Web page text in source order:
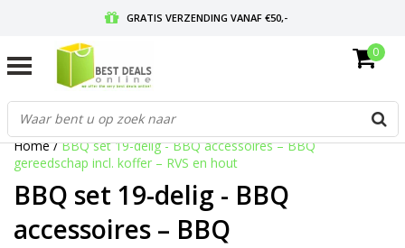
GRATIS VERZENDING VANAF €50,-
GRATIS RETOURNEREN EN 30 DAGEN BEDENKTIJD
0
Home/BBQ set 19-delig - BBQ accessoires – BBQ
gereedschap incl. koffer – RVS en hout
BBQ set 19-delig - BBQ
accessoires – BBQ